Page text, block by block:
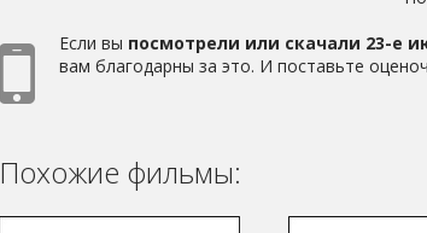
Если вы посмотрели или скачали 23-е
вам благодарны за это. И поставьте
Похожие фильмы: